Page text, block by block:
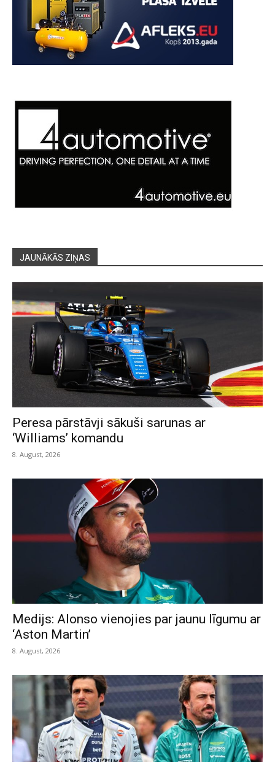
JAUNĀKĀS ZIŅAS
Peresa pārstāvji sākuši sarunas ar
‘Williams’ komandu
8. August, 2026
Medijs: Alonso vienojies par jaunu līgumu ar
‘Aston Martin’
8. August, 2026